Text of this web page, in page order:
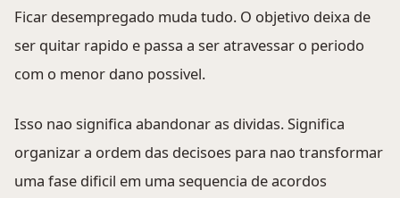
Ficar desempregado muda tudo. O objetivo deixa de
ser quitar rapido e passa a ser atravessar o periodo
com o menor dano possivel.
Isso nao significa abandonar as dividas. Significa
organizar a ordem das decisoes para nao transformar
uma fase dificil em uma sequencia de acordos